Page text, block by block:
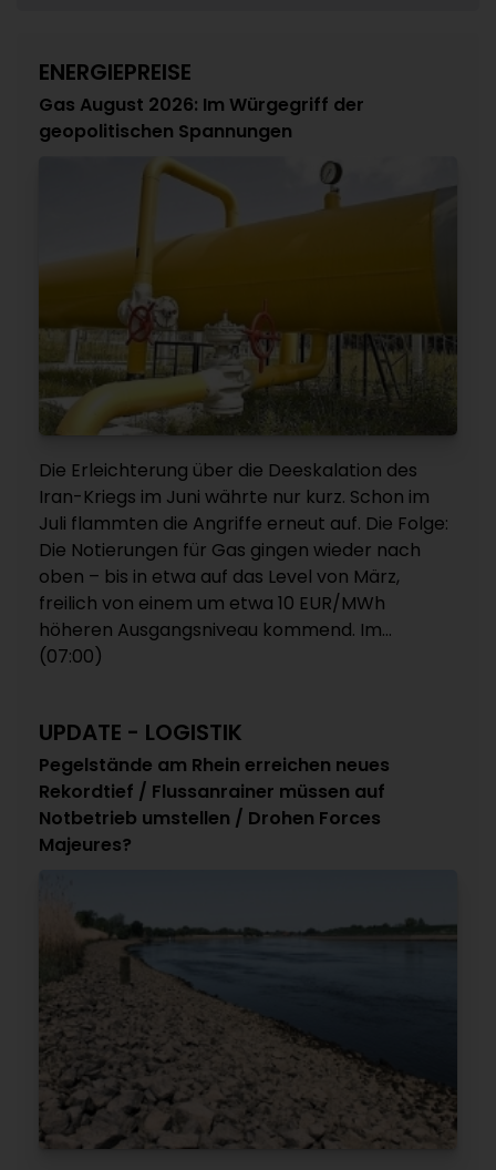
ENERGIEPREISE
Gas August 2026: Im Würgegriff der
geopolitischen Spannungen
Die Erleichterung über die Deeskalation des
Iran-Kriegs im Juni währte nur kurz. Schon im
Juli flammten die Angriffe erneut auf. Die Folge:
Die Notierungen für Gas gingen wieder nach
oben – bis in etwa auf das Level von März,
freilich von einem um etwa 10 EUR/MWh
höheren Ausgangsniveau kommend. Im...
(07:00)
UPDATE - LOGISTIK
Pegelstände am Rhein erreichen neues
Rekordtief / Flussanrainer müssen auf
Notbetrieb umstellen / Drohen Forces
Majeures?